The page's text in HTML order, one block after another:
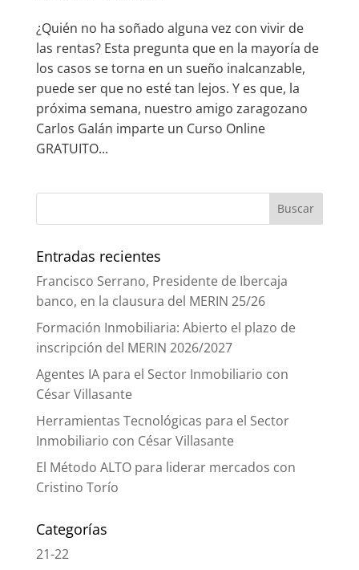
¿Quién no ha soñado alguna vez con vivir de
las rentas? Esta pregunta que en la mayoría de
los casos se torna en un sueño inalcanzable,
puede ser que no esté tan lejos. Y es que, la
próxima semana, nuestro amigo zaragozano
Carlos Galán imparte un Curso Online
GRATUITO...
Entradas recientes
Francisco Serrano, Presidente de Ibercaja
banco, en la clausura del MERIN 25/26
Formación Inmobiliaria: Abierto el plazo de
inscripción del MERIN 2026/2027
Agentes IA para el Sector Inmobiliario con
César Villasante
Herramientas Tecnológicas para el Sector
Inmobiliario con César Villasante
El Método ALTO para liderar mercados con
Cristino Torío
Categorías
21-22